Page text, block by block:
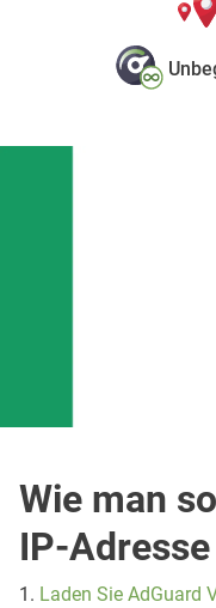
Wie man
IP-
1. Laden Sie AdGuard